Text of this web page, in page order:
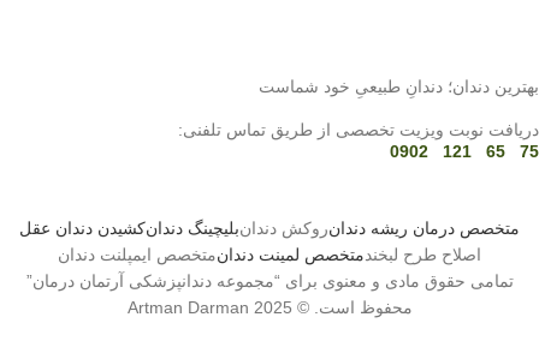
بهترین دندان؛ دندانِ طبیعیِ خود شماست
دریافت نوبت ویزیت تخصصی از طریق تماس تلفنی:
75 65 121 0902
متخصص درمان ریشه دندانروکش دندانبلیچینگ دندانکشیدن دندان عقل
اصلاح طرح لبخندمتخصص لمینت دندانمتخصص ایمپلنت دندان
تمامی حقوق مادی و معنوی برای “مجموعه دندانپزشکی آرتمان درمان”
محفوظ است. © 2025 Artman Darman